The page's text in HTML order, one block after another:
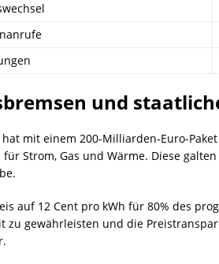
und
mit einem 200-Milliarden-Euro-
Strom, Gas und Wärme. Diese
auf 12 Cent pro kWh für 80% des
zu gewährleisten und die